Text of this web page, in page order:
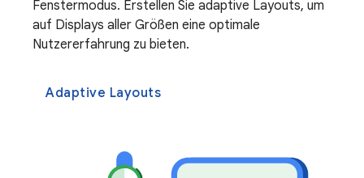
Fenstermodus. Erstellen Sie adaptive Layouts, um
auf Displays aller Größen eine optimale
Nutzererfahrung zu bieten.
Adaptive Layouts